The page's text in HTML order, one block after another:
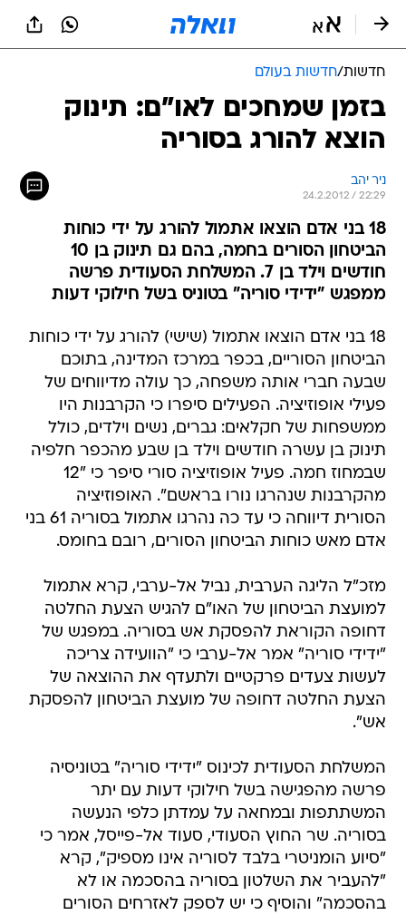
חדשות/חדשות בעולם
בזמן שמחכים לאו"ם: תינוק
הוצא להורג בסוריה
ניר יהב
24.2.2012 / 22:29
18 בני אדם הוצאו אתמול להורג על ידי כוחות
הביטחון הסורים בחמה, בהם גם תינוק בן 10
חודשים וילד בן 7. המשלחת הסעודית פרשה
ממפגש "ידידי סוריה" בטוניס בשל חילוקי דעות
18 בני אדם הוצאו אתמול (שישי) להורג על ידי כוחות
הביטחון הסוריים, בכפר במרכז המדינה, בתוכם
שבעה חברי אותה משפחה, כך עולה מדיווחים של
פעילי אופוזיציה. הפעילים סיפרו כי הקרבנות היו
ממשפחות של חקלאים: גברים, נשים וילדים, כולל
תינוק בן עשרה חודשים וילד בן שבע מהכפר חלפיה
שבמחוז חמה. פעיל אופוזיציה סורי סיפר כי "12
מהקרבנות שנהרגו נורו בראשם". האופוזיציה
הסורית דיווחה כי עד כה נהרגו אתמול בסוריה 61 בני
אדם מאש כוחות הביטחון הסורים, רובם בחומס.
מזכ"ל הליגה הערבית, נביל אל-ערבי, קרא אתמול
למועצת הביטחון של האו"ם להגיש הצעת החלטה
דחופה הקוראת להפסקת אש בסוריה. במפגש של
"ידידי סוריה" אמר אל-ערבי כי "הוועידה צריכה
לעשות צעדים פרקטיים ולתעדף את ההוצאה של
הצעת החלטה דחופה של מועצת הביטחון להפסקת
אש".
המשלחת הסעודית לכינוס "ידידי סוריה" בטוניסיה
פרשה מהפגישה בשל חילוקי דעות עם יתר
המשתתפות ובמחאה על עמדתן כלפי הנעשה
בסוריה. שר החוץ הסעודי, סעוד אל-פייסל, אמר כי
"סיוע הומניטרי בלבד לסוריה אינו מספיק", קרא
"להעביר את השלטון בסוריה בהסכמה או לא
בהסכמה" והוסיף כי יש לספק לאזרחים הסורים